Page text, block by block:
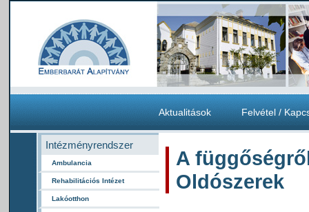
Aktualitások Felvétel /
Intézményrendszer
Ambulancia
Rehabilitációs Intézet
Lakóotthon
A
Oldószerek